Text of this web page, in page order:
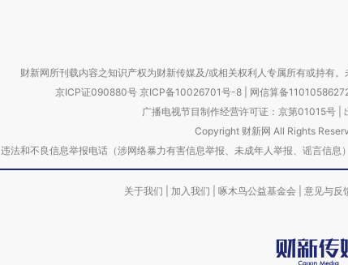
财新网所刊载内容之知识产权为财新传媒及/或相关权利人专属所有或持有
京ICP证090880号 京ICP备10026701号-8 网信算备
广播电视节目制作经营许可证：京第01015号|
Copyright 财新网 All Rights
违法和不良信息举报电话（涉网络暴力有害信息举报、未成年人举报、谣言
关于我们 加入我们 啄木鸟公益基金会 意见与反